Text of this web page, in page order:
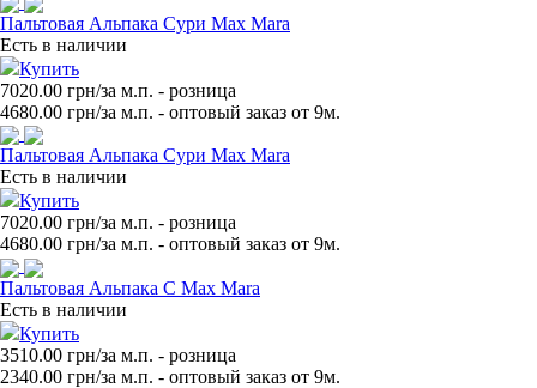
Пальтовая Альпака Сури Max Mara
Есть в наличии
Купить
7020.00 грн/за м.п. - розница
4680.00 грн/за м.п. - оптовый заказ от 9м.
Пальтовая Альпака Сури Max Mara
Есть в наличии
Купить
7020.00 грн/за м.п. - розница
4680.00 грн/за м.п. - оптовый заказ от 9м.
Пальтовая Альпака С Max Mara
Есть в наличии
Купить
3510.00 грн/за м.п. - розница
2340.00 грн/за м.п. - оптовый заказ от 9м.